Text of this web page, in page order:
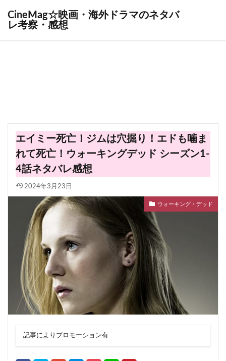
CineMag☆映画・海外ドラマのネタバ
レ考察・感想
エイミー死亡！ジムは穴掘り！エドも噛ま
れて死亡！ウォーキングデッド シーズン1-
4話ネタバレ感想
2024年3月23日
ウォーキング・デッド
記事によりプロモーション有